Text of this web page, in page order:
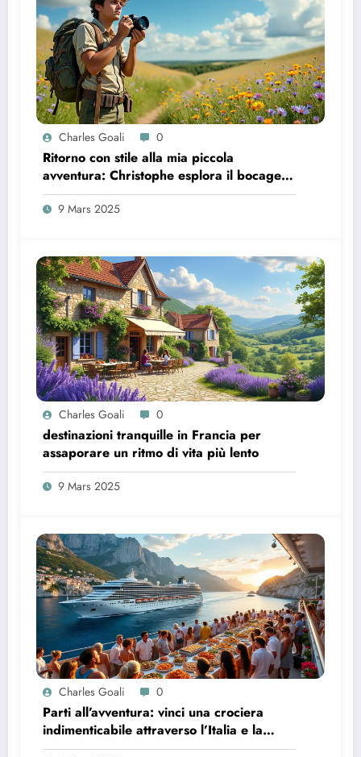
Charles Goali 0
Ritorno con stile alla mia piccola
avventura: Christophe esplora il bocage
di Ornais
9 Mars 2025
Charles Goali 0
destinazioni tranquille in Francia per
assaporare un ritmo di vita più lento
9 Mars 2025
Charles Goali 0
Parti all’avventura: vinci una crociera
indimenticabile attraverso l’Italia e la
Corsica!